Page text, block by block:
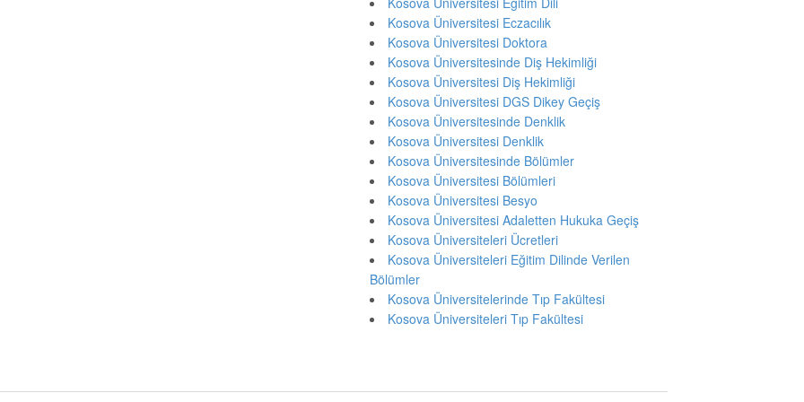
Kosova Üniversitesi Eczacılık
Kosova Üniversitesi Doktora
Kosova Üniversitesinde Diş Hekimliği
Kosova Üniversitesi Diş Hekimliği
Kosova Üniversitesi DGS Dikey Geçiş
Kosova Üniversitesinde Denklik
Kosova Üniversitesi Denklik
Kosova Üniversitesinde Bölümler
Kosova Üniversitesi Bölümleri
Kosova Üniversitesi Besyo
Kosova Üniversitesi Adaletten Hukuka Geçiş
Kosova Üniversiteleri Ücretleri
Kosova Üniversiteleri Eğitim Dilinde Verilen
Bölümler
Kosova Üniversitelerinde Tıp Fakültesi
Kosova Üniversiteleri Tıp Fakültesi